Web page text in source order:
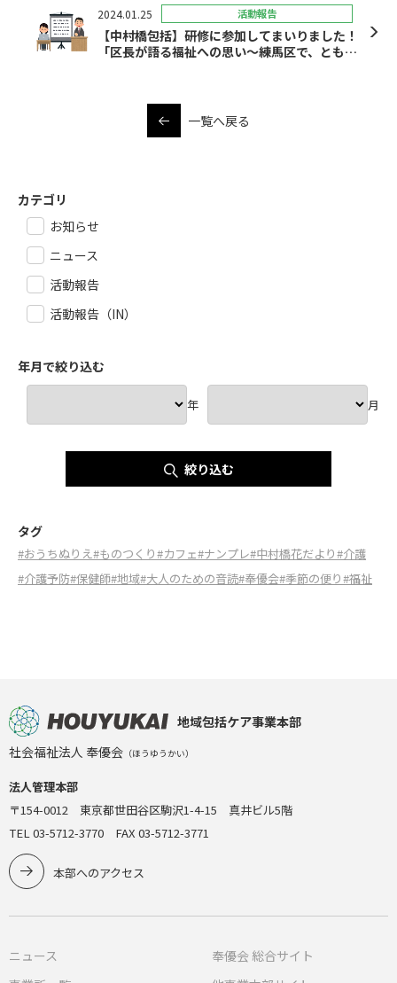
2024.01.25 活動報告
【中村橋包括】研修に参加してまいりました！
「区長が語る福祉への思い～練馬区で、ともに
一覧へ戻る
カテゴリ
お知らせ
ニュース
活動報告
活動報告（IN）
年月で絞り込む
年 月
絞り込む
タグ
#おうちぬりえ#ものつくり#カフェ#ナンプレ#中村橋花だより#介護
#介護予防#保健師#地域#大人のための音読#奉優会#季節の便り#福祉
地域包括ケア事業本部
社会福祉法人 奉優会 （ほうゆうかい）
法人管理本部
〒154-0012 東京都世田谷区駒沢1-4-15 真井ビル5階
TEL 03-5712-3770 FAX 03-5712-3771
本部へのアクセス
ニュース
奉優会 総合サイト